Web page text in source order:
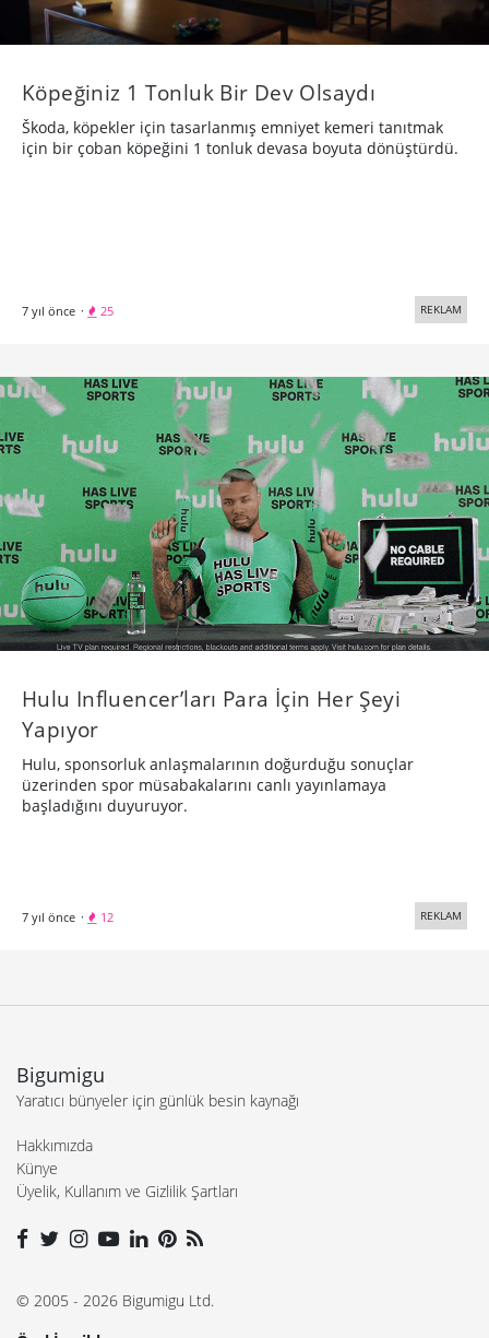
Köpeğiniz 1 Tonluk Bir Dev Olsaydı
Škoda, köpekler için tasarlanmış emniyet kemeri tanıtmak
için bir çoban köpeğini 1 tonluk devasa boyuta dönüştürdü.
7 yıl önce · 25 REKLAM
Hulu Influencer’ları Para İçin Her Şeyi
Yapıyor
Hulu, sponsorluk anlaşmalarının doğurduğu sonuçlar
üzerinden spor müsabakalarını canlı yayınlamaya
başladığını duyuruyor.
7 yıl önce · 12 REKLAM
Bigumigu
Yaratıcı bünyeler için günlük besin kaynağı
Hakkımızda
Künye
Üyelik, Kullanım ve Gizlilik Şartları
© 2005 - 2026 Bigumigu Ltd.